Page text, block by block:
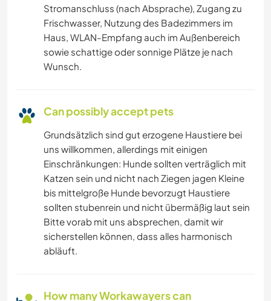
Stromanschluss (nach Absprache), Zugang zu
Frischwasser, Nutzung des Badezimmers im
Haus, WLAN-Empfang auch im Außenbereich
sowie schattige oder sonnige Plätze je nach
Wunsch.
Can possibly accept pets
Grundsätzlich sind gut erzogene Haustiere bei
uns willkommen, allerdings mit einigen
Einschränkungen: Hunde sollten verträglich mit
Katzen sein und nicht nach Ziegen jagen Kleine
bis mittelgroße Hunde bevorzugt Haustiere
sollten stubenrein und nicht übermäßig laut sein
Bitte vorab mit uns absprechen, damit wir
sicherstellen können, dass alles harmonisch
abläuft.
How many Workawayers can